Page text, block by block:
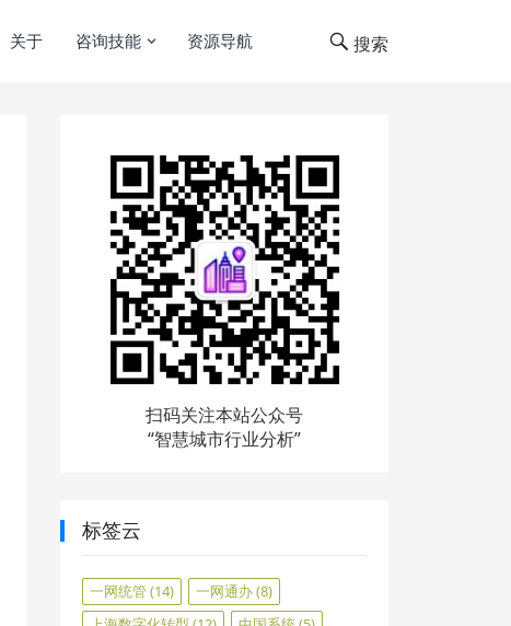
关于 咨询技能 资源导航 搜索
扫码关注本站公众号
“智慧城市行业分析”
标签云
一网统管(14) 一网通办(8)